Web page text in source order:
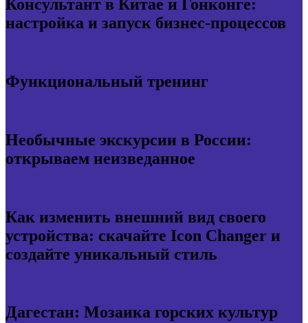
Консультант в Китае и Гонконге:
настройка и запуск бизнес-процессов
Функциональный тренинг
Необычные экскурсии в России:
открываем неизведанное
Как изменить внешний вид своего
устройства: скачайте Icon Changer и
создайте уникальный стиль
Дагестан: Мозаика горских культур